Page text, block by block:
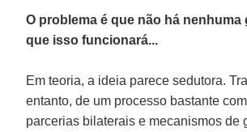
O problema é que não há nenhuma
que isso funcionará...
Em teoria, a ideia parece sedutora.
entanto, de um processo bastante
parcerias bilaterais e mecanismos de